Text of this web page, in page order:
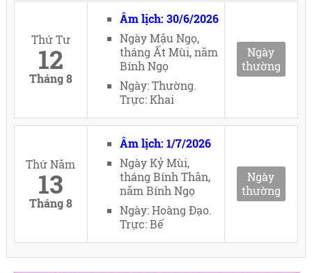
Thứ Tư
12
Tháng 8
Âm lịch: 30/6/2026
Ngày Mậu Ngọ,
tháng Ất Mùi, năm
Bính Ngọ
Ngày: Thường.
Trực: Khai
Ngày
thường
Thứ Năm
13
Tháng 8
Âm lịch: 1/7/2026
Ngày Kỷ Mùi,
tháng Bính Thân,
năm Bính Ngọ
Ngày: Hoàng Đạo.
Trực: Bế
Ngày
thường